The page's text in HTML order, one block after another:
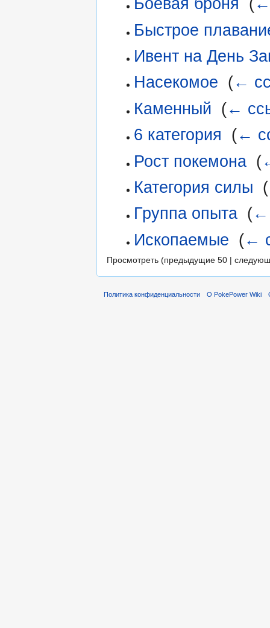
Боевая броня
(←
Быстрое
Ивент на День
Насекомое (←
Каменный (←
6 категория
(←
Рост покемона‎ (
Категория силы (
Группа опыта‎ (←
Ископаемые (←
Просмотреть (предыдущие 50 |
Политика конфиденциальности О PokePower Wiki